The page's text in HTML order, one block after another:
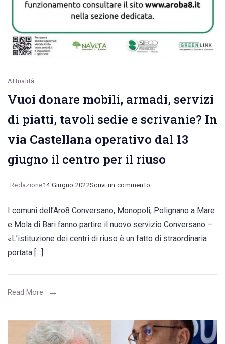
Attualità
Vuoi donare mobili, armadi, servizi
di piatti, tavoli sedie e scrivanie? In
via Castellana operativo dal 13
giugno il centro per il riuso
Redazione14 Giugno 2022Scrivi un commento
donare
mobili,
di
sedie
e
I comuni dell’Aro8 Conversano, Monopoli, Polignano a Mare
e Mola di Bari fanno partire il nuovo servizio Conversano –
«L’istituzione dei centri di riuso è un fatto di straordinaria
portata […]
Read More